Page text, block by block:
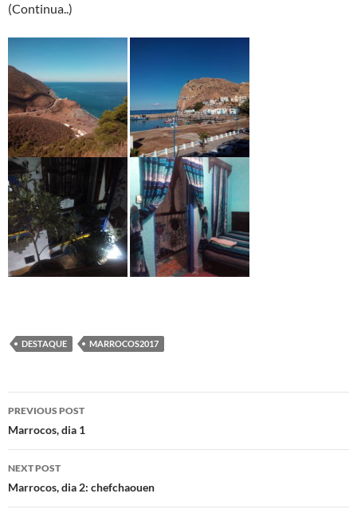
(Continua..)
DESTAQUE MARROCOS2017
Post
navigation
PREVIOUS POST
Marrocos, dia 1
NEXT POST
Marrocos, dia 2: chefchaouen